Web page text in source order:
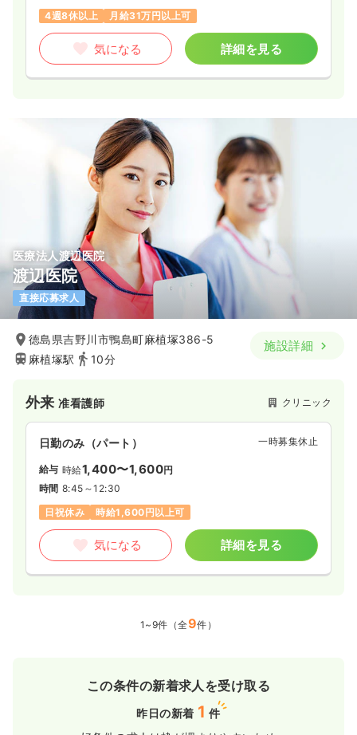
4週8休以上
月給31万円以上可
気になる 詳細を見る
医療法人渡辺医院
渡辺医院
直接応募求人
徳島県吉野川市鴨島町麻植塚386-5
麻植塚駅
10分
施設詳細
外来准看護師 クリニック
日勤のみ（パート） 一時募集休止
給与 時給1,400〜1,600円
時間 8:45～12:30
日祝休み
時給1,600円以上可
気になる 詳細を見る
1~9件（全9件）
この条件の新着求人を受け取る
昨日の新着 1 件